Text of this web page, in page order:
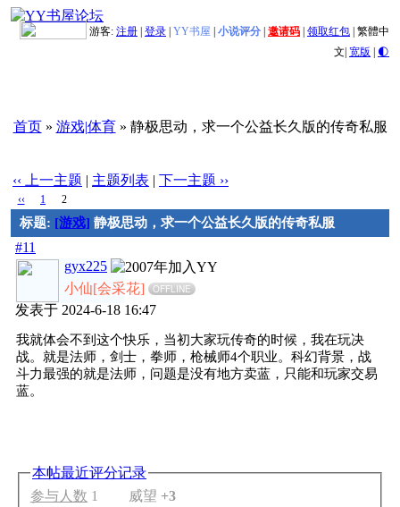
游客: 注册 登录 YY书屋 小说评分 邀请码 领取红包 繁體中
文| 宽版 | 🌓
首页» 游戏|体育» 静极思动，求一个公益长久版的传奇私服
‹‹ 上一主题 | 主题列表 | 下一主题 ››
‹‹ 1 2
标题: [游戏] 静极思动，求一个公益长久版的传奇私服
#11
gyx225
小仙[会采花]
OFFLINE
发表于 2024-6-18 16:47
我就体会不到这个快乐，当初大家玩传奇的时候，我在玩决
战。就是法师，剑士，拳师，枪械师4个职业。科幻背景，战
斗力最强的就是法师，问题是没有地方卖蓝，只能和玩家交易
蓝。
本帖最近评分记录
参与人数 1 威望 +3